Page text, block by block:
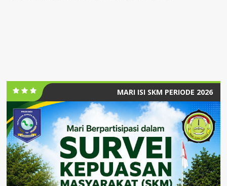
MARI ISI SKM PERIODE 2026